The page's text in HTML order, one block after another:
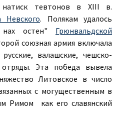
натиск тевтонов в XIII в.
Невского. Полякам удалось
нах остен" Грюнвальдской
союзная армия включала
валашские, чешско-
Эта победа вывела
Литовское в число
с могущественным в
Римом как его славянский